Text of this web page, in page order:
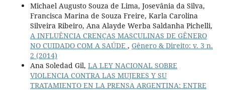
Michael Augusto Souza de Lima, Josevânia da Silva,
Francisca Marina de Souza Freire, Karla Carolina
Silveira Ribeiro, Ana Alayde Werba Saldanha Pichelli,
A INFLUÊNCIA CRENÇAS MASCULINAS DE GÊNERO
NO CUIDADO COM A SAÚDE , Gênero & Direito: v. 3 n.
2 (2014)
Ana Soledad Gil, LA LEY NACIONAL SOBRE
VIOLENCIA CONTRA LAS MUJERES Y SU
TRATAMIENTO EN LA PRENSA ARGENTINA: ENTRE